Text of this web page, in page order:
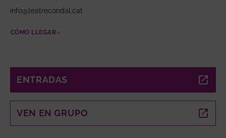
info@teatrecondal.cat
CÓMO LLEGAR
ENTRADAS
VEN EN GRUPO